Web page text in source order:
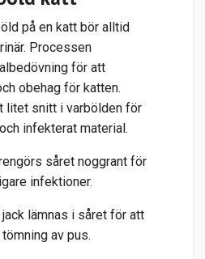
på en katt bör alltid
Processen
för att
obehag för katten.
litet snitt i varbölden för
infekterat material.
såret noggrant för
infektioner.
lämnas i såret för att
av pus.